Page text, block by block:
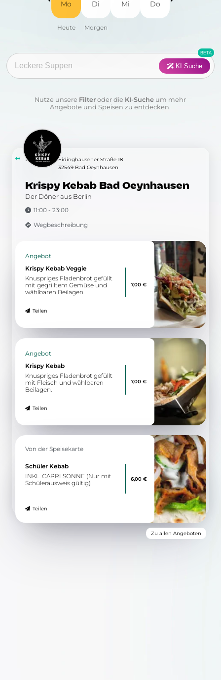
Fisch Fleisch
Sushi Vegan
Kategorie:
Anwenden Löschen
Mo Di Mi Do
KI Suche
Nutze unsere Filter oder die KI-Suche um mehr
Angebote und Speisen zu entdecken.
Krispy Kebab Bad Oeynhausen
Der Döner aus Berlin
11:00 - 23:00
Wegbeschreibung
13.29 km
Eidinghausener Straße 18
32549 Bad Oeynhausen
Angebot
Krispy Kebab Veggie
Knuspriges Fladenbrot gefüllt
mit gegrilltem Gemüse und
wählbaren Beilagen.
Teilen
7,00 €
Angebot
Krispy Kebab
Knuspriges Fladenbrot gefüllt
mit Fleisch und wählbaren
Beilagen.
Teilen
7,00 €
Von der Speisekarte
Schüler Kebab
INKL. CAPRI SONNE (Nur mit
Schülerausweis gültig)
Teilen
6,00 €
Zu allen Angeboten